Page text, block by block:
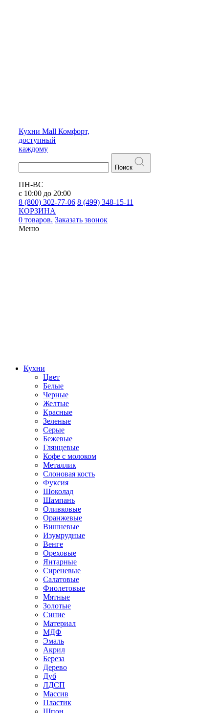
Кухни Mall Комфорт,
доступный
каждому
Поиск
ПН-ВС
с 10:00 до 20:00
8 (800) 302-77-06 8 (499) 348-15-11
КОРЗИНА
0 товаров. Заказать звонок
Меню
Кухни
Цвет
Белые
Черные
Желтые
Красные
Зеленые
Серые
Бежевые
Глянцевые
Кофе с молоком
Металлик
Слоновая кость
Фуксия
Шоколад
Шампань
Оливковые
Оранжевые
Вишневые
Изумрудные
Венге
Ореховые
Янтарные
Сиреневые
Салатовые
Фиолетовые
Мятные
Золотые
Синие
Материал
МДФ
Эмаль
Акрил
Береза
Дерево
Дуб
ЛДСП
Массив
Пластик
Шпон